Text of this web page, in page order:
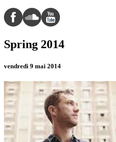
Spring 2014
vendredi 9 mai 2014